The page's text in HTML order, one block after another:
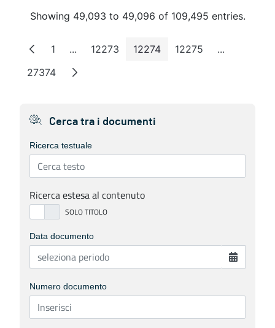
Showing 49,093 to 49,096 of 109,495 entries.
Page
1 ...Intermediate Pages
Page
12273 Page
12274 Page
12275 ...
Page
27374
Cerca tra i documenti
Ricerca testuale
Ricerca estesa al contenuto
Data documento
Numero documento